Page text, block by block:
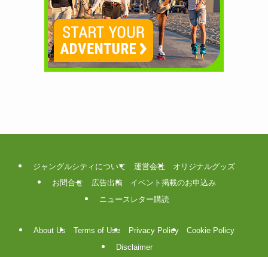
ジャングルシティについて 運営会社
オリジナルグッズ
お問合せ
広告出稿
イベント掲載のお申込み
ニュースレター購読
About Us Terms of Use Privacy Policy
Cookie Policy
Disclaimer